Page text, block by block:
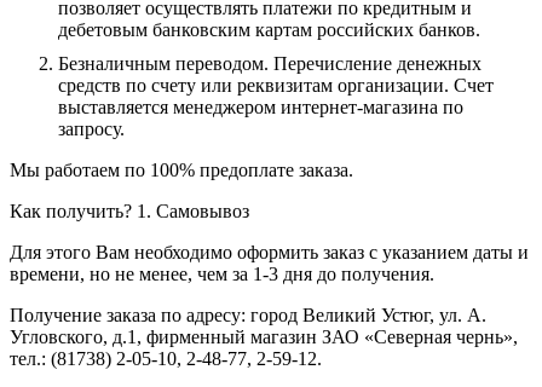
позволяет осуществлять платежи по кредитным и
дебетовым банковским картам российских банков.
Безналичным переводом. Перечисление денежных
средств по счету или реквизитам организации. Счет
выставляется менеджером интернет-магазина по
запросу.
Мы работаем по 100% предоплате заказа.
Как получить? 1. Самовывоз
Для этого Вам необходимо оформить заказ с указанием даты и
времени, но не менее, чем за 1-3 дня до получения.
Получение заказа по адресу: город Великий Устюг, ул. А.
Угловского, д.1, фирменный магазин ЗАО «Северная чернь»,
тел.: (81738) 2-05-10, 2-48-77, 2-59-12.